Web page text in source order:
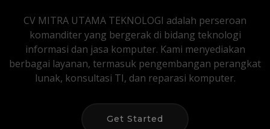
CV MITRA UTAMA TEKNOLOGI adalah perseroan
komanditer yang bergerak di bidang teknologi
informasi dan jasa komputer. Kami menyediakan
berbagai layanan, termasuk pengembangan perangkat
lunak, konsultasi TI, dan reparasi komputer.
Get Started